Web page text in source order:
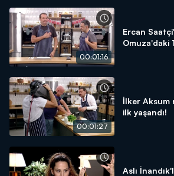
00:01:16
Ercan
Omuza'daki
00:01:27
İlker Aksum
ilk yaşandı!
Aslı